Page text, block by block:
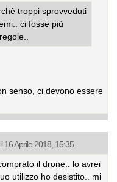
troppi sprovveduti
ci fosse più
senso, ci devono essere
16 Aprile 2018, 15:35
il drone.. lo avrei
utilizzo ho desistito.. mi